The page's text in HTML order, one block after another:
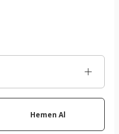
Hemen Al